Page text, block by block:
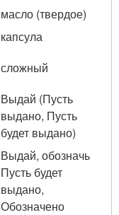
масло (твердое)
капсула
сложный
Выдай (Пусть
выдано, Пусть
будет выдано)
Выдай, обозначь
Пусть будет
выдано,
Обозначено